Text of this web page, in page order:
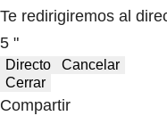
Te redirigiremos al
5 "
Directo
Cancelar
Cerrar
Compartir